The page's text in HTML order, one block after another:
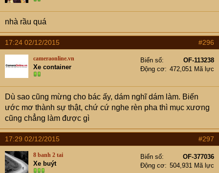
nhà rầu quá
17:24 02/12/2015 #296
cameraonline.vn
Xe container
Biển số
OF-113238
Động cơ
472,051 Mã lực
Dù sao cũng mừng cho bác ấy, dám nghĩ dám làm. Biến
ước mơ thành sự thật, chứ cứ nghe rèn pha thì mục xương
cũng chẳng làm được gì
17:29 02/12/2015 #297
8 banh 2 tai
Xe buýt
Biển số
OF-377036
Động cơ
504,931 Mã lực